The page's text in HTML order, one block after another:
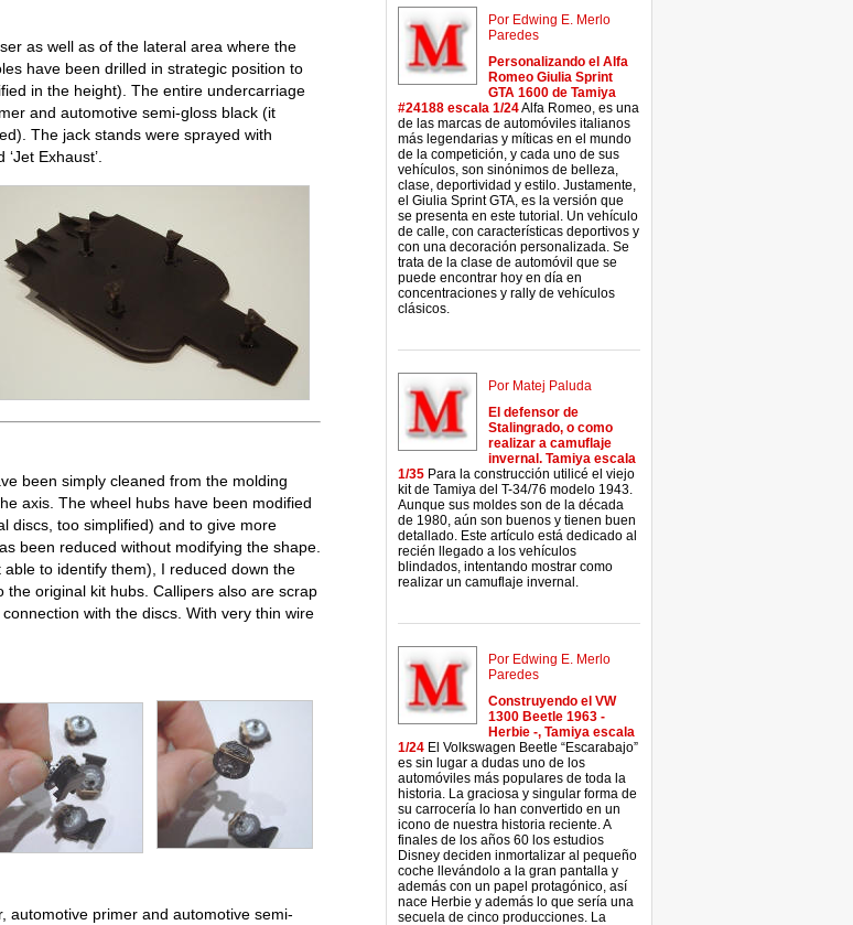
as well as of the lateral area where the
have been drilled in strategic position to
in the height). The entire undercarriage
and automotive semi-gloss black (it
The jack stands were sprayed with
Exhaust’.
been simply cleaned from the molding
axis. The wheel hubs have been modified
discs, too simplified) and to give more
been reduced without modifying the shape.
to identify them), I reduced down the
original kit hubs. Callipers also are scrap
with the discs. With very thin wire
automotive primer and automotive semi-
Por Edwing E. Merlo
Paredes
Personalizando el Alfa
Romeo Giulia Sprint
GTA 1600 de Tamiya
#24188 escala 1/24Alfa Romeo, es una
de las marcas de automóviles italianos
más legendarias y míticas en el mundo
de la competición, y cada uno de sus
vehículos, son sinónimos de belleza,
clase, deportividad y estilo. Justamente,
el Giulia Sprint GTA, es la versión que
se presenta en este tutorial. Un vehículo
de calle, con características deportivos y
con una decoración personalizada. Se
trata de la clase de automóvil que se
puede encontrar hoy en día en
concentraciones y rally de vehículos
clásicos.
Por Matej Paluda
El defensor de
Stalingrado, o como
realizar a camuflaje
invernal. Tamiya escala
1/35 Para la construcción utilicé el viejo
kit de Tamiya del T-34/76 modelo 1943.
Aunque sus moldes son de la década
de 1980, aún son buenos y tienen buen
detallado. Este artículo está dedicado al
recién llegado a los vehículos
blindados, intentando mostrar como
realizar un camuflaje invernal.
Por Edwing E. Merlo
Paredes
Construyendo el VW
1300 Beetle 1963 -
Herbie -, Tamiya escala
1/24 El Volkswagen Beetle “Escarabajo”
es sin lugar a dudas uno de los
automóviles más populares de toda la
historia. La graciosa y singular forma de
su carrocería lo han convertido en un
icono de nuestra historia reciente. A
finales de los años 60 los estudios
Disney deciden inmortalizar al pequeño
coche llevándolo a la gran pantalla y
además con un papel protagónico, así
nace Herbie y además lo que sería una
secuela de cinco producciones. La